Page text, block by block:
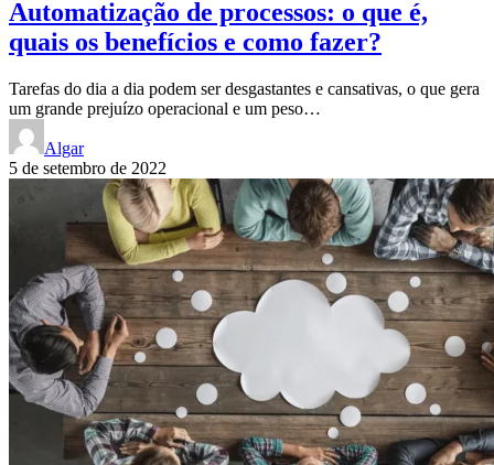
Automatização de processos: o que é,
quais os benefícios e como fazer?
Tarefas do dia a dia podem ser desgastantes e cansativas, o que gera
um grande prejuízo operacional e um peso…
Algar
5 de setembro de 2022